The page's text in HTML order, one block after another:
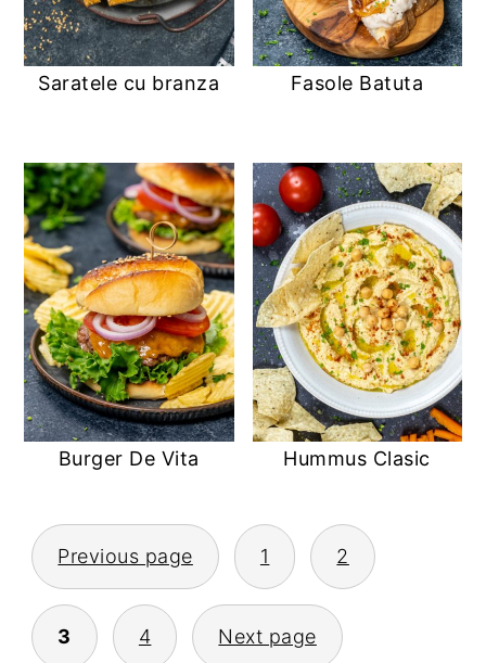
Saratele cu branza Fasole Batuta
Burger De Vita Hummus Clasic
POSTS
PAGINATION
Previous page 1 2
3 4 Next page